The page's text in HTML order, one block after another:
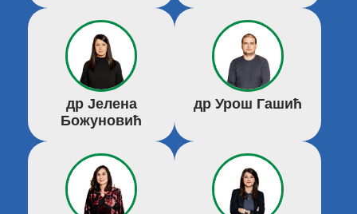
др Јелена
Божуновић
др Урош Гашић